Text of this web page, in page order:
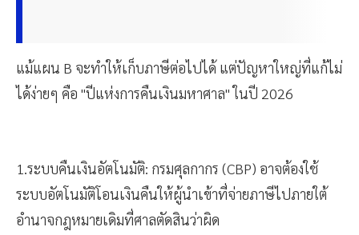
แม้แผน B จะทำให้เก็บภาษีต่อไปได้ แต่ปัญหาใหญ่ที่แก้ไม่
ได้ง่ายๆ คือ "ปีแห่งการคืนเงินมหาศาล" ในปี 2026
1.ระบบคืนเงินอัตโนมัติ: กรมศุลกากร (CBP) อาจต้องใช้
ระบบอัตโนมัติโอนเงินคืนให้ผู้นำเข้าที่จ่ายภาษีไปภายใต้
อำนาจกฎหมายเดิมที่ศาลตัดสินว่าผิด